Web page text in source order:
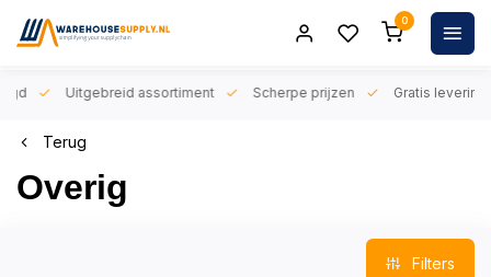
0
Uitgebreid assortiment Scherpe prijzen Gratis levering
Terug
Overig
Filters